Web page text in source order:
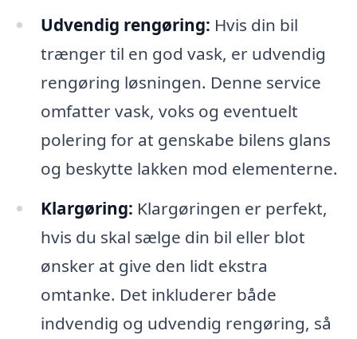
Udvendig rengøring: Hvis din bil
trænger til en god vask, er udvendig
rengøring løsningen. Denne service
omfatter vask, voks og eventuelt
polering for at genskabe bilens glans
og beskytte lakken mod elementerne.
Klargøring: Klargøringen er perfekt,
hvis du skal sælge din bil eller blot
ønsker at give den lidt ekstra
omtanke. Det inkluderer både
indvendig og udvendig rengøring, så